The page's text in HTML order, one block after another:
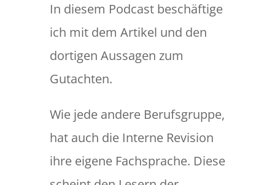
In diesem Podcast beschäftige
ich mit dem Artikel und den
dortigen Aussagen zum
Gutachten.
Wie jede andere Berufsgruppe,
hat auch die Interne Revision
ihre eigene Fachsprache. Diese